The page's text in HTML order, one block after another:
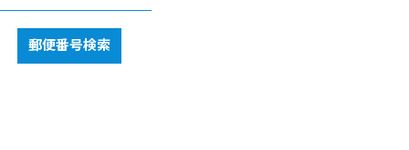
郵便番号検索